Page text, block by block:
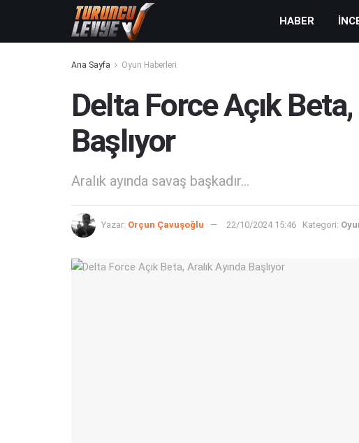
HABER
Ana Sayfa Oyun Haberleri
Delta Force Açık
Başlıyor
Aralık ayında savaş başkadır...
Yazar: Orçun Çavuşoğlu 22/10/2024 15:46 Kategori: